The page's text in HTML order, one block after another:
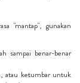
"mantap", gunakan
sampai benar-benar
atau ketumbar untuk